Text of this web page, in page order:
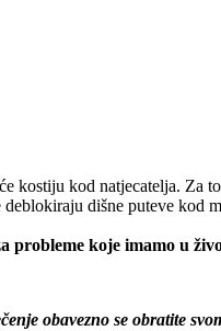
kostiju kod natjecatelja. Za
dišne puteve kod
probleme koje imamo u
obavezno se obratite